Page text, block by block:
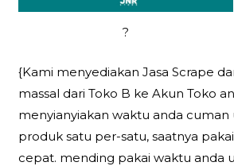
?
{Kami menyediakan Jasa Scrape
massal dari Toko B ke Akun Toko
menyianyiakan waktu anda
produk satu per-satu, saatnya
cepat. mending pakai waktu anda